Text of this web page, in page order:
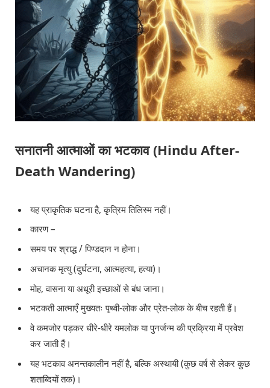
सनातनी आत्माओं का भटकाव (Hindu After-
Death Wandering)
यह प्राकृतिक घटना है, कृत्रिम तिलिस्म नहीं।
कारण –
समय पर श्राद्ध / पिण्डदान न होना।
अचानक मृत्यु (दुर्घटना, आत्महत्या, हत्या)।
मोह, वासना या अधूरी इच्छाओं से बंध जाना।
भटकती आत्माएँ मुख्यतः पृथ्वी-लोक और प्रेत-लोक के बीच रहती हैं।
वे कमजोर पड़कर धीरे-धीरे यमलोक या पुनर्जन्म की प्रक्रिया में प्रवेश
कर जाती हैं।
यह भटकाव अनन्तकालीन नहीं है, बल्कि अस्थायी (कुछ वर्ष से लेकर कुछ
शताब्दियों तक)।